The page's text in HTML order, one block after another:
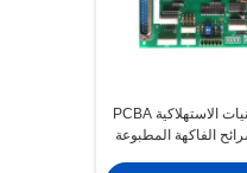
SMT الكترونيات الاستهلاكية PCBA
الفاكهة المطبوعة